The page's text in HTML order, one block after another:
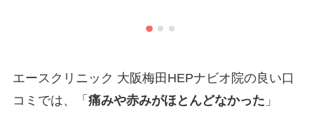
エースクリニック 大阪梅田HEPナビオ院の良い口
コミでは、「 痛みや赤みがほとんどなかった 」